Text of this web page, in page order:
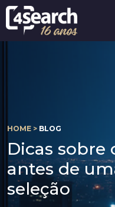
HOME > BLOG
Dicas sobre
antes de
seleção